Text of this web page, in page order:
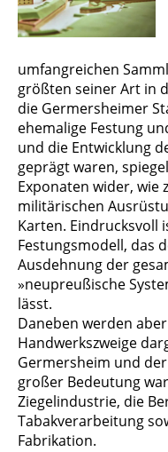
umfangreichen
größten seiner Art in
die Germersheimer
ehemalige Festung
und die Entwicklung
geprägt waren,
Exponaten wider, wie
militärischen
Karten. Eindrucksvoll
Festungsmodell, das
Ausdehnung der
»neupreußische
lässt.
Daneben werden
Handwerkszweige
Germersheim und
großer Bedeutung
Ziegelindustrie, die
Tabakverarbeitung
Fabrikation.